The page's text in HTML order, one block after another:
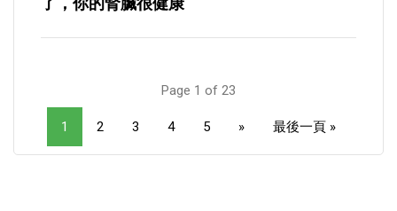
Page 1 of 23
1 2 3 4 5 » 最後一頁 »